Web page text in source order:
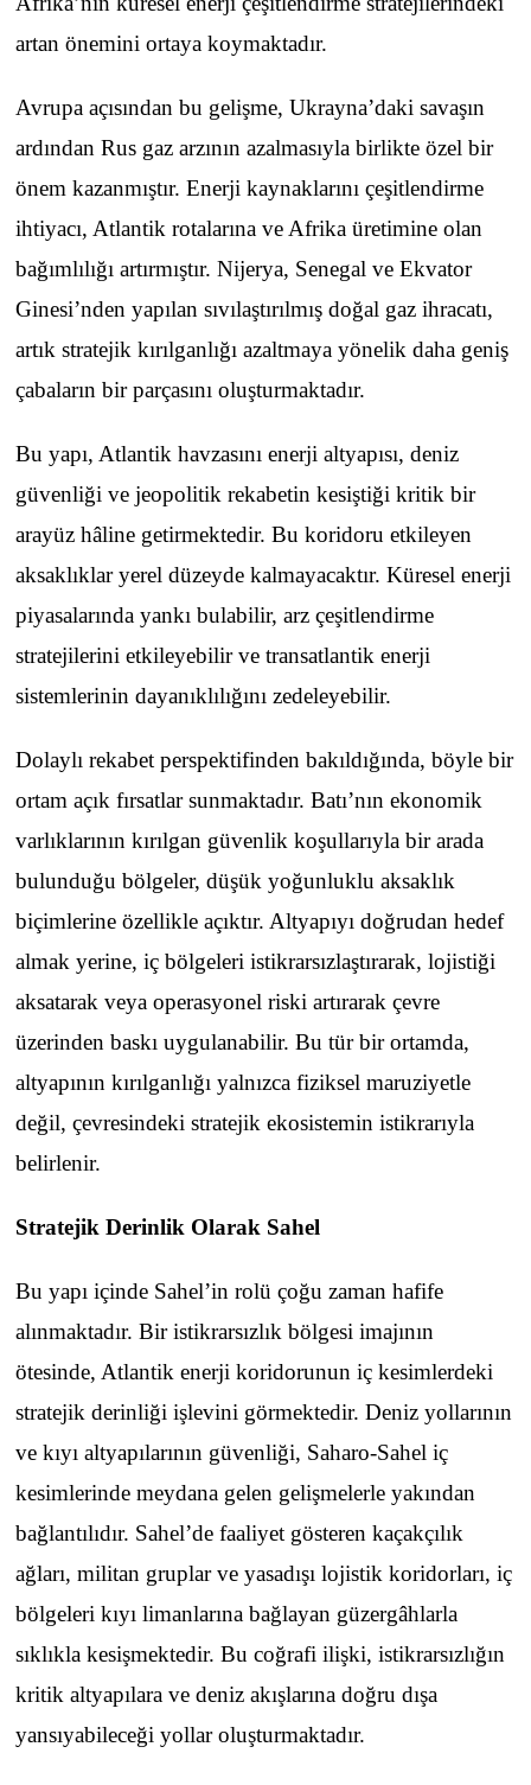
artan önemini ortaya koymaktadır.
Avrupa açısından bu gelişme, Ukrayna’daki savaşın
ardından Rus gaz arzının azalmasıyla birlikte özel bir
önem kazanmıştır. Enerji kaynaklarını çeşitlendirme
ihtiyacı, Atlantik rotalarına ve Afrika üretimine olan
bağımlılığı artırmıştır. Nijerya, Senegal ve Ekvator
Ginesi’nden yapılan sıvılaştırılmış doğal gaz ihracatı,
artık stratejik kırılganlığı azaltmaya yönelik daha geniş
çabaların bir parçasını oluşturmaktadır.
Bu yapı, Atlantik havzasını enerji altyapısı, deniz
güvenliği ve jeopolitik rekabetin kesiştiği kritik bir
arayüz hâline getirmektedir. Bu koridoru etkileyen
aksaklıklar yerel düzeyde kalmayacaktır. Küresel enerji
piyasalarında yankı bulabilir, arz çeşitlendirme
stratejilerini etkileyebilir ve transatlantik enerji
sistemlerinin dayanıklılığını zedeleyebilir.
Dolaylı rekabet perspektifinden bakıldığında, böyle bir
ortam açık fırsatlar sunmaktadır. Batı’nın ekonomik
varlıklarının kırılgan güvenlik koşullarıyla bir arada
bulunduğu bölgeler, düşük yoğunluklu aksaklık
biçimlerine özellikle açıktır. Altyapıyı doğrudan hedef
almak yerine, iç bölgeleri istikrarsızlaştırarak, lojistiği
aksatarak veya operasyonel riski artırarak çevre
üzerinden baskı uygulanabilir. Bu tür bir ortamda,
altyapının kırılganlığı yalnızca fiziksel maruziyetle
değil, çevresindeki stratejik ekosistemin istikrarıyla
belirlenir.
Stratejik Derinlik Olarak Sahel
Bu yapı içinde Sahel’in rolü çoğu zaman hafife
alınmaktadır. Bir istikrarsızlık bölgesi imajının
ötesinde, Atlantik enerji koridorunun iç kesimlerdeki
stratejik derinliği işlevini görmektedir. Deniz yollarının
ve kıyı altyapılarının güvenliği, Saharo-Sahel iç
kesimlerinde meydana gelen gelişmelerle yakından
bağlantılıdır. Sahel’de faaliyet gösteren kaçakçılık
ağları, militan gruplar ve yasadışı lojistik koridorları, iç
bölgeleri kıyı limanlarına bağlayan güzergâhlarla
sıklıkla kesişmektedir. Bu coğrafi ilişki, istikrarsızlığın
kritik altyapılara ve deniz akışlarına doğru dışa
yansıyabileceği yollar oluşturmaktadır.